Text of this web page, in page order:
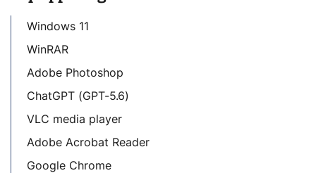
Windows 11
WinRAR
Adobe Photoshop
ChatGPT (GPT-5.6)
VLC media player
Adobe Acrobat Reader
Google Chrome